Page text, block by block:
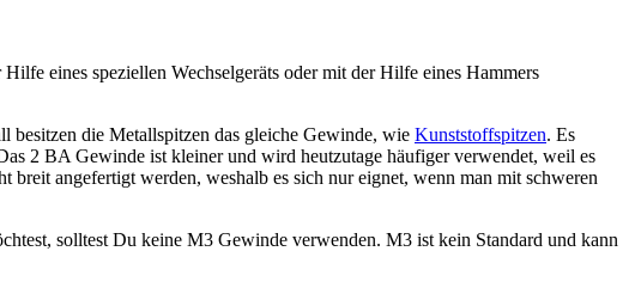
eines speziellen Wechselgeräts oder mit der Hilfe eines Hammers
besitzen die Metallspitzen das gleiche Gewinde, wie Kunststoffspitzen. Es
2 BA Gewinde ist kleiner und wird heutzutage häufiger verwendet, weil es
angefertigt werden, weshalb es sich nur eignet, wenn man mit schweren
solltest Du keine M3 Gewinde verwenden. M3 ist kein Standard und kann